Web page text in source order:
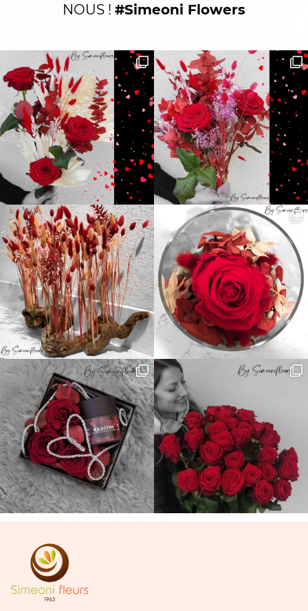
NOUS ! #Simeoni Flowers